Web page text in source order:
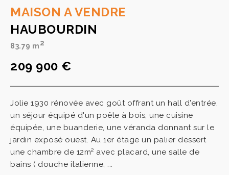
MAISON A VENDRE
HAUBOURDIN
83.79 m2
209 900 €
Jolie 1930 rénovée avec goût offrant un hall d'entrée,
un séjour équipé d'un poêle à bois, une cuisine
équipée, une buanderie, une véranda donnant sur le
jardin exposé ouest. Au 1er étage un palier dessert
une chambre de 12m² avec placard, une salle de
bains ( douche italienne, ...